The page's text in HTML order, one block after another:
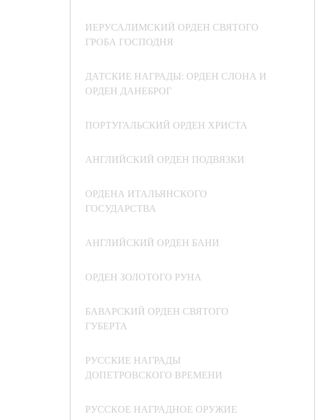
ИЕРУСАЛИМСКИЙ ОРДЕН СВЯТОГО
ГРОБА ГОСПОДНЯ
ДАТСКИЕ НАГРАДЫ: ОРДЕН СЛОНА И
ОРДЕН ДАНЕБРОГ
ПОРТУГАЛЬСКИЙ ОРДЕН ХРИСТА
АНГЛИЙСКИЙ ОРДЕН ПОДВЯЗКИ
ОРДЕНА ИТАЛЬЯНСКОГО
ГОСУДАРСТВА
АНГЛИЙСКИЙ ОРДЕН БАНИ
ОРДЕН ЗОЛОТОГО РУНА
БАВАРСКИЙ ОРДЕН СВЯТОГО
ГУБЕРТА
РУССКИЕ НАГРАДЫ
ДОПЕТРОВСКОГО ВРЕМЕНИ
РУССКОЕ НАГРАДНОЕ ОРУЖИЕ